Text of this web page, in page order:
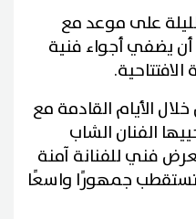
على موعد مع
أن يضفي أجواء فنية
الأيام القادمة مع
الفنان الشاب
فني للفنانة آمنة
جمهورًا واسعًا